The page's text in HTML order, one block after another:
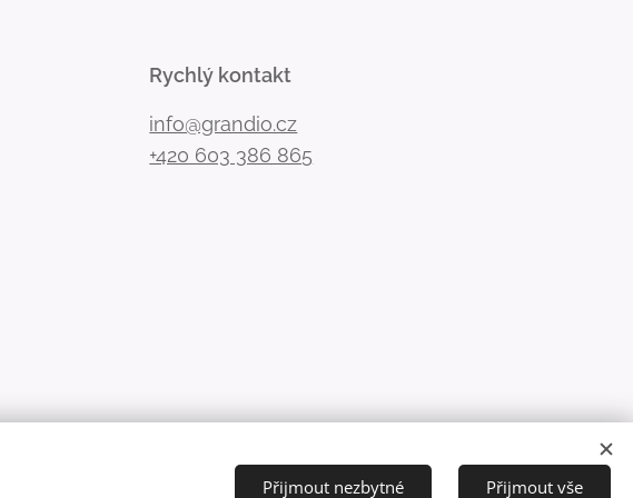
Rychlý kontakt
info@grandio.cz
+420 603 386 865
Přijmout nezbytné Přijmout vše